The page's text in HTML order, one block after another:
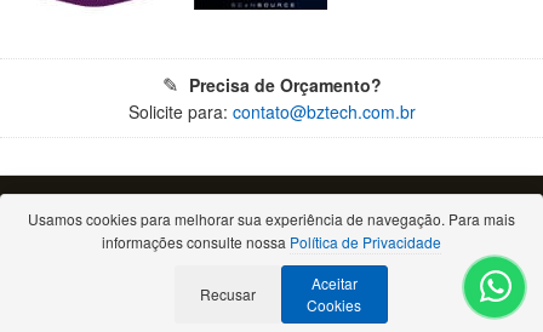
Precisa de Orçamento?
Solicite para: contato@bztech.com.br
© 2026 - Todos os direitos reservados. Proibida a reprodução total ou parcial.
Bz Tech Automação Comercial Ltda - CNPJ: 11.460.004/0001-79
Rua Padre Anchieta, 2050 - Bigorrilho - 80730-000 - Curitiba/PR
(Escritório comercial, atendimento apenas por e-mail ou telefone)
Usamos cookies para melhorar sua experiência de navegação. Para mais
informações consulte nossa Política de Privacidade
Recusar
Aceitar
Cookies